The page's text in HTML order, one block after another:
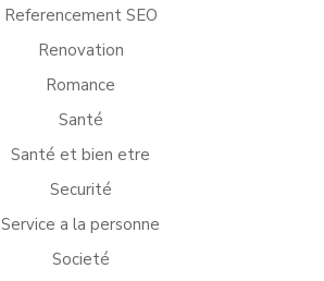
Referencement SEO
Renovation
Romance
Santé
Santé et bien etre
Securité
Service a la personne
Societé